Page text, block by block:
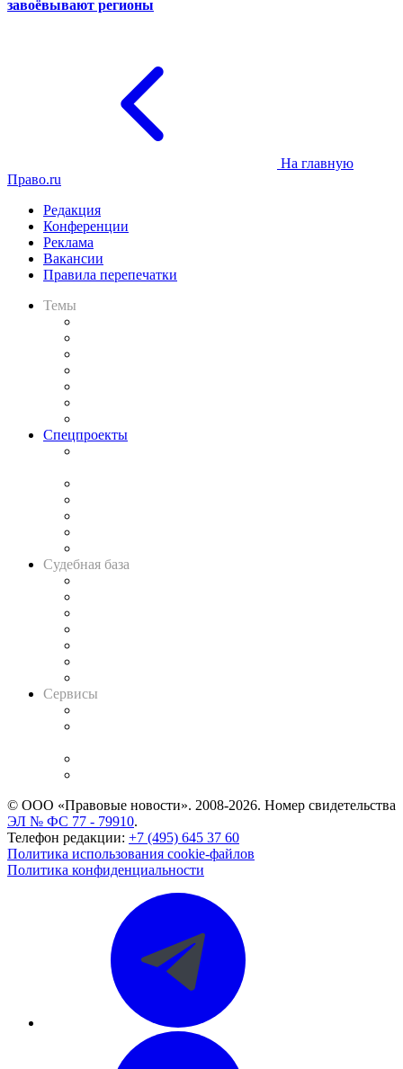
завоёвывают регионы
На главную
Право.ru
Редакция
Конференции
Реклама
Вакансии
Правила перепечатки
Темы
Спецпроекты
Судебная база
Сервисы
© ООО «Правовые новости». 2008-2026. Номер свидетельства
ЭЛ № ФС 77 - 79910.
Телефон редакции: +7 (495) 645 37 60
Политика использования cookie-файлов
Политика конфиденциальности